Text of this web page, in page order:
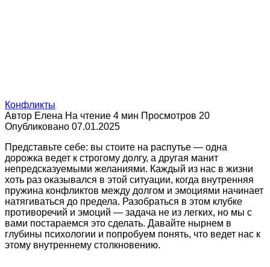
Конфликты
Автор Елена На чтение 4 мин Просмотров 20
Опубликовано 07.01.2025
Представьте себе: вы стоите на распутье — одна
дорожка ведет к строгому долгу, а другая манит
непредсказуемыми желаниями. Каждый из нас в жизни
хоть раз оказывался в этой ситуации, когда внутренняя
пружина конфликтов между долгом и эмоциями начинает
натягиваться до предела. Разобраться в этом клубке
противоречий и эмоций — задача не из легких, но мы с
вами постараемся это сделать. Давайте нырнем в
глубины психологии и попробуем понять, что ведет нас к
этому внутреннему столкновению.